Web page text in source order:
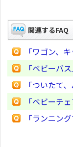
関連するFAQ
「ワゴン、
「ベビーバ
「ついたて
「ベビーチ
「ランニン